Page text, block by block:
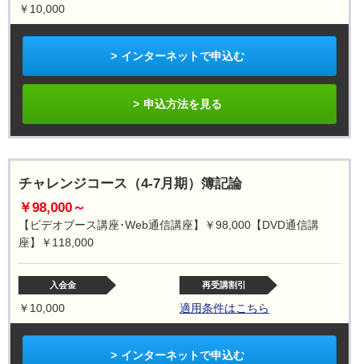
￥10,000
インターネットで申込む
申込方法を見る
チャレンジコース（4-7月期）簿記論
￥98,000～
【ビデオブース講座･Web通信講座】￥98,000【DVD通信講
座】￥118,000
入会金
￥10,000
再受講割引
適用条件はこちら
インターネットで申込む